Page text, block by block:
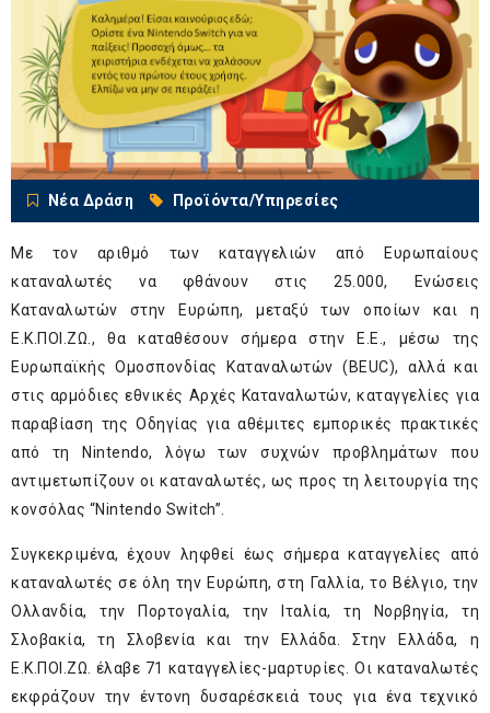
Νέα Δράση Προϊόντα/Υπηρεσίες
Με τον αριθμό των καταγγελιών από Ευρωπαίους
καταναλωτές να φθάνουν στις 25.000, Ενώσεις
Καταναλωτών στην Ευρώπη, μεταξύ των οποίων και η
Ε.Κ.ΠΟΙ.ΖΩ., θα καταθέσουν σήμερα στην Ε.Ε., μέσω της
Ευρωπαϊκής Ομοσπονδίας Καταναλωτών (BEUC), αλλά και
στις αρμόδιες εθνικές Αρχές Καταναλωτών, καταγγελίες για
παραβίαση της Οδηγίας για αθέμιτες εμπορικές πρακτικές
από τη Nintendo, λόγω των συχνών προβλημάτων που
αντιμετωπίζουν οι καταναλωτές, ως προς τη λειτουργία της
κονσόλας “Nintendo Switch”.
Συγκεκριμένα, έχουν ληφθεί έως σήμερα καταγγελίες από
καταναλωτές σε όλη την Ευρώπη, στη Γαλλία, το Βέλγιο, την
Ολλανδία, την Πορτογαλία, την Ιταλία, τη Νορβηγία, τη
Σλοβακία, τη Σλοβενία και την Ελλάδα. Στην Ελλάδα, η
Ε.Κ.ΠΟΙ.ΖΩ. έλαβε 71 καταγγελίες-μαρτυρίες. Οι καταναλωτές
εκφράζουν την έντονη δυσαρέσκειά τους για ένα τεχνικό